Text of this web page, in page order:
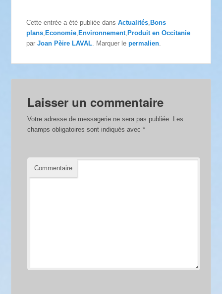
Cette entrée a été publiée dansActualités ,Bons
plans ,Economie ,Environnement ,Produit en Occitanie
parJoan Pèire LAVAL . Marquer lepermalien
Laisser un commentaire
Votre adresse de messagerie ne sera pas publiée. Les
champs obligatoires sont indiqués avec*
Commentaire